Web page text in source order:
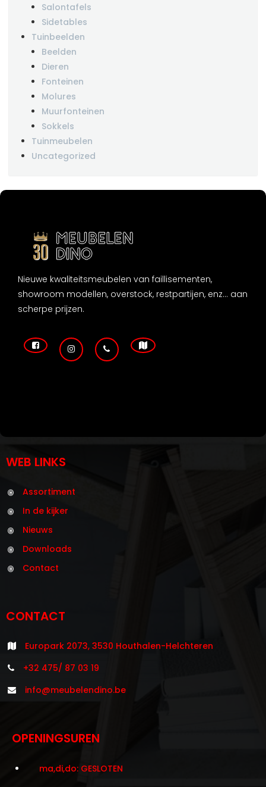
Salontafels
Sidetables
Tuinbeelden
Beelden
Dieren
Fonteinen
Molures
Muurfonteinen
Sokkels
Tuinmeubelen
Uncategorized
Nieuwe kwaliteitsmeubelen van faillisementen,
showroom modellen, overstock, restpartijen, enz... aan
scherpe prijzen.
WEB LINKS
Assortiment
In de kijker
Nieuws
Downloads
Contact
CONTACT
Europark 2073, 3530 Houthalen-Helchteren
+32 475/ 87 03 19
info@meubelendino.be
OPENINGSUREN
ma,di,do: GESLOTEN